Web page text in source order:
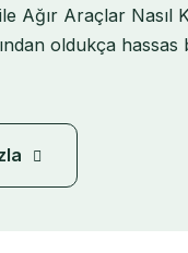
Ağır Araçlar Nasıl
oldukça